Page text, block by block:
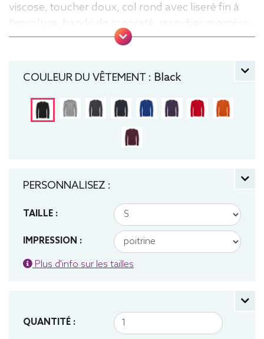
viscose, toucher doux, col rond avec liseré fin à
l'encolure, bande de propreté, manches montées,
confection tubulaire, coupe droite
COULEUR DU VÊTEMENT : Black
PERSONNALISEZ :
TAILLE :
IMPRESSION :
Plus d'info sur les tailles
QUANTITÉ :